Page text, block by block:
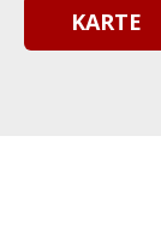
KARTE